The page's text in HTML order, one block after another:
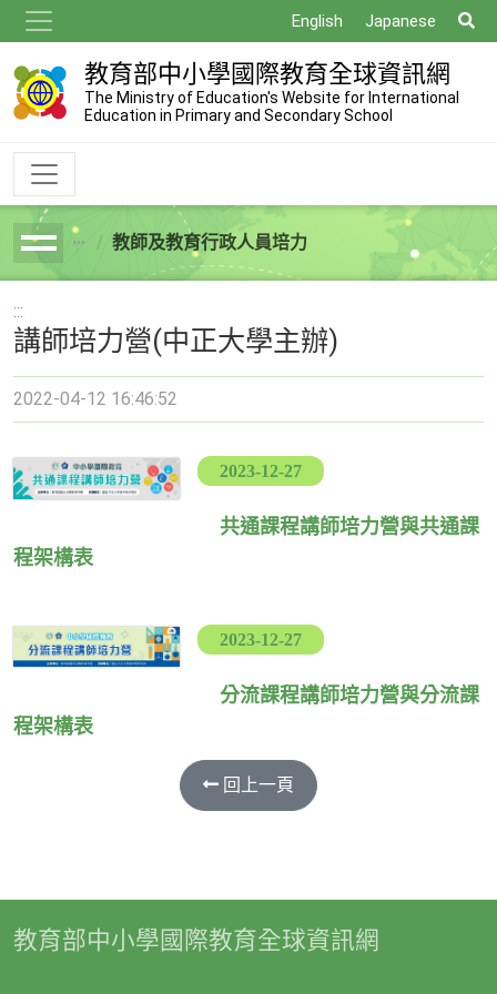
到
主
要
內
English Japanese
尋
教育部中小學國際教育全球資訊網
The Ministry of Education's Website for International
Education in Primary and Secondary School
breadcrumb教師及教育行政人員培力
:::
講師培力營(中正大學主辦)
2022-04-12 16:46:52
2023-12-27
共通課程講師培力營與共通課
程架構表
2023-12-27
分流課程講師培力營與分流課
程架構表
回上一頁
教育部中小學國際教育全球資訊網